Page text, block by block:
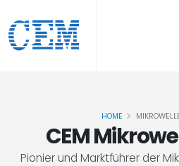
CEM
Pionier und Marktführer der
HOME